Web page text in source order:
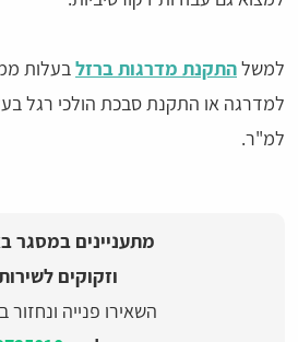
למשלהתקנת מדרגות ברזל
למ"ר.
מתעניינים במסגר
וזקוקים
השאירו פנייה